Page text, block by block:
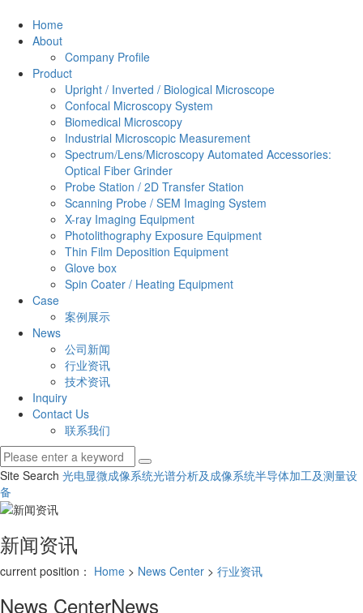
Home
About
Company Profile
Product
Upright / Inverted / Biological Microscope
Confocal Microscopy System
Biomedical Microscopy
Industrial Microscopic Measurement
Spectrum/Lens/Microscopy Automated Accessories:
Optical Fiber Grinder
Probe Station / 2D Transfer Station
Scanning Probe / SEM Imaging System
X-ray Imaging Equipment
Photolithography Exposure Equipment
Thin Film Deposition Equipment
Glove box
Spin Coater / Heating Equipment
Case
案例展示
News
公司新闻
行业资讯
技术资讯
Inquiry
Contact Us
联系我们
Site Search 光电显微成像系统光谱分析及成像系统半导体加工及测量设
备
新闻资讯
current position： Home > News Center > 行业资讯
News CenterNews